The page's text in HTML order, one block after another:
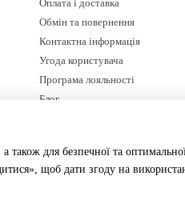
Оплата і доставка
Обмін та повернення
Контактна інформація
Угода користувача
Програма лояльності
Блог
також для безпечної та
щоб дати згоду на